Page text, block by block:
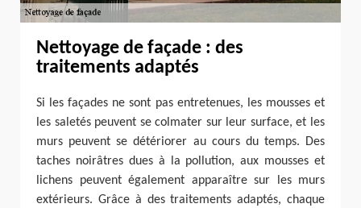
Nettoyage de façade : des
traitements adaptés
Si les façades ne sont pas entretenues, les mousses et
les saletés peuvent se colmater sur leur surface, et les
murs peuvent se détériorer au cours du temps. Des
taches noirâtres dues à la pollution, aux mousses et
lichens peuvent également apparaître sur les murs
extérieurs. Grâce à des traitements adaptés, chaque